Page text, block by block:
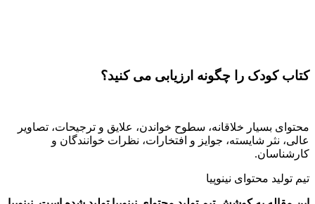
کودک را چگونه ارزیابی می کنید؟
بسیار خلاقانه، سطوح خواندن، علایق و ترجیحات، تصاویر
نثر شایسته، جوایز و افتخارات، نظرات خوانندگان و
تولید محتوای نینوپیا